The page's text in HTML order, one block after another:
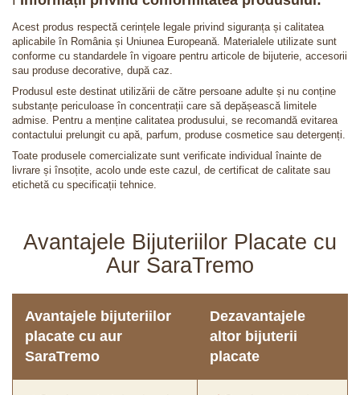
Acest produs respectă cerințele legale privind siguranța și calitatea
aplicabile în România și Uniunea Europeană. Materialele utilizate sunt
conforme cu standardele în vigoare pentru articole de bijuterie, accesorii
sau produse decorative, după caz.
Produsul este destinat utilizării de către persoane adulte și nu conține
substanțe periculoase în concentrații care să depășească limitele
admise. Pentru a menține calitatea produsului, se recomandă evitarea
contactului prelungit cu apă, parfum, produse cosmetice sau detergenți.
Toate produsele comercializate sunt verificate individual înainte de
livrare și însoțite, acolo unde este cazul, de certificat de calitate sau
etichetă cu specificații tehnice.
Avantajele Bijuteriilor Placate cu
Aur SaraTremo
Avantajele bijuteriilor
placate cu aur
SaraTremo
Dezavantajele
altor bijuterii
placate